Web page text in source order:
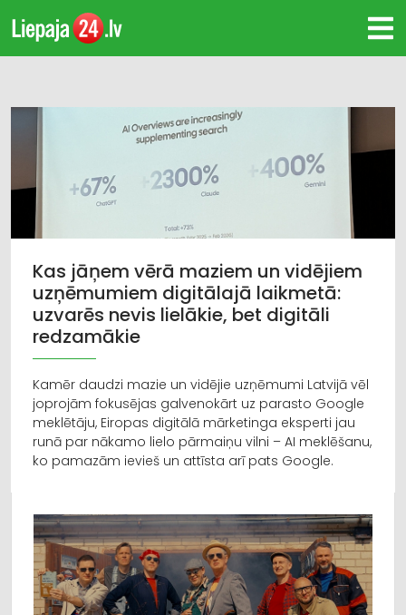
Kas jāņem vērā maziem un vidējiem
uzņēmumiem digitālajā laikmetā:
uzvarēs nevis lielākie, bet digitāli
redzamākie
Kamēr daudzi mazie un vidējie uzņēmumi Latvijā vēl
joprojām fokusējas galvenokārt uz parasto Google
meklētāju, Eiropas digitālā mārketinga eksperti jau
runā par nākamo lielo pārmaiņu vilni – AI meklēšanu,
ko pamazām ievieš un attīsta arī pats Google.